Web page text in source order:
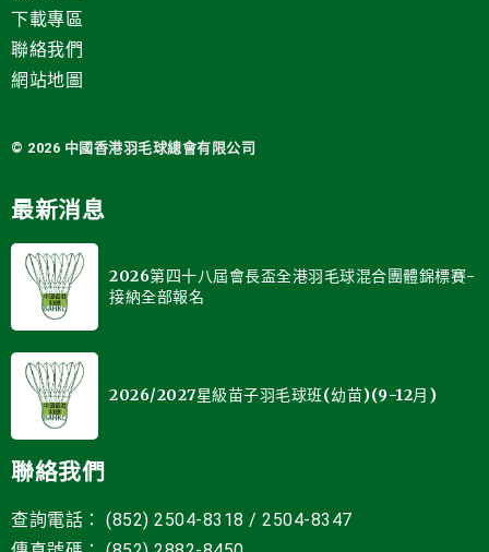
下載專區
聯絡我們
網站地圖
© 2026 中國 香港羽毛球總會有限公司
最新消息
2026第四十八屆會長盃全港羽毛球混合團體錦標賽-
接納全部報名
2026/2027星級苗子羽毛球班(幼苗)(9-12月)
聯絡我們
查詢電話： (852) 2504-8318 / 2504-8347